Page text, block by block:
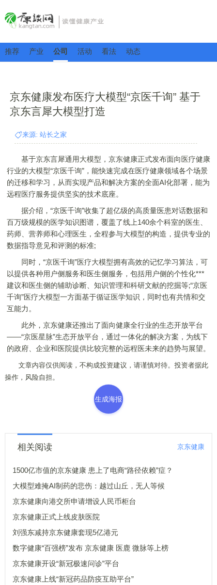
推荐 产业 公司 活动 看法 动态
京东健康发布医疗大模型“京医千询” 基于
京东言犀大模型打造
来源: 站长之家
基于京东言犀通用大模型，京东健康正式发布面向医疗健康
行业的大模型“京医千询”，能快速完成在医疗健康领域各个场景
的迁移和学习，从而实现产品和解决方案的全面AI化部署，能为
远程医疗服务提供坚实的技术底座。
据介绍，“京医千询”收集了超亿级的高质量医患对话数据和
百万级规模的医学知识图谱，覆盖了线上140余个科室的医生、
药师、营养师和心理医生，全程参与大模型的构造，提供专业的
数据指导意见和评测的标准;
同时，“京医千询”医疗大模型拥有高效的记忆学习算法，可
以提供各种用户侧服务和医生侧服务，包括用户侧的个性化***
建议和医生侧的辅助诊断、知识管理和科研文献的挖掘等;“京医
千询”医疗大模型一方面基于循证医学知识，同时也有共情和交
互能力。
此外，京东健康还推出了面向健康全行业的生态开放平台
——“京医星脉”生态开放平台，通过一体化的解决方案，为线下
的政府、企业和医院提供比较完整的远程医未来的趋势与展望。
文章内容仅供阅读，不构成投资建议，请谨慎对待。投资者据此
操作，风险自担。
生成海报
相关阅读 京东健康
1500亿市值的京东健康 患上了电商“路径依赖”症？
大模型难掩AI制药的悲伤：越过山丘，无人等候
京东健康向港交所申请增设人民币柜台
京东健康正式上线皮肤医院
刘强东减持京东健康套现5亿港元
数字健康“百强榜”发布 京东健康 医鹿 微脉等上榜
京东健康开设“新冠极速问诊”平台
京东健康上线“新冠药品防疫互助平台”